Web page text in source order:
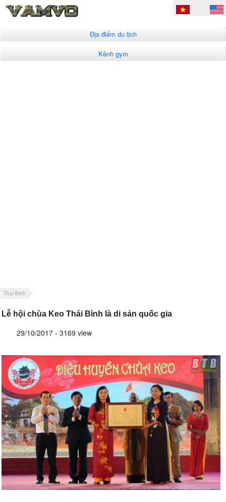
Địa điểm du lịch
Kênh gym
Thai Binh
Lễ hội chùa Keo Thái Bình là di sản quốc gia
29/10/2017 - 3169 view